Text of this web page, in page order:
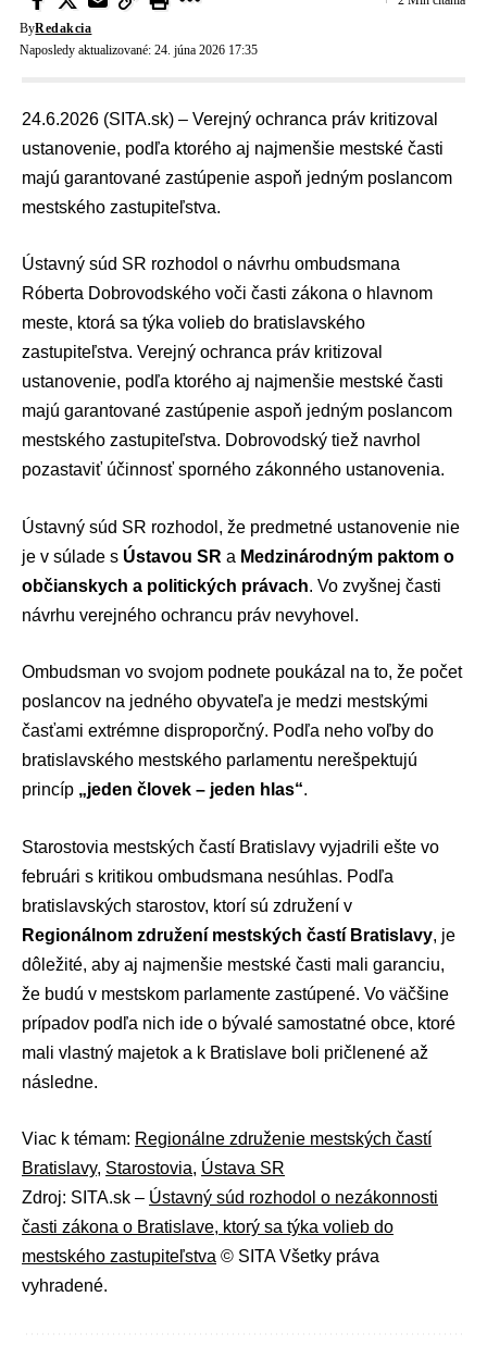
Naposledy aktualizované: 24. júna 2026 17:35
ByRedakcia
24.6.2026 (SITA.sk) – Verejný ochranca práv kritizoval
ustanovenie, podľa ktorého aj najmenšie mestské časti
majú garantované zastúpenie aspoň jedným poslancom
mestského zastupiteľstva.
Ústavný súd SR rozhodol o návrhu ombudsmana
Róberta Dobrovodského voči časti zákona o hlavnom
meste, ktorá sa týka volieb do bratislavského
zastupiteľstva. Verejný ochranca práv kritizoval
ustanovenie, podľa ktorého aj najmenšie mestské časti
majú garantované zastúpenie aspoň jedným poslancom
mestského zastupiteľstva. Dobrovodský tiež navrhol
pozastaviť účinnosť sporného zákonného ustanovenia.
Ústavný súd SR rozhodol, že predmetné ustanovenie nie
je v súlade s Ústavou SR a Medzinárodným paktom o
občianskych a politických právach. Vo zvyšnej časti
návrhu verejného ochrancu práv nevyhovel.
Ombudsman vo svojom podnete poukázal na to, že počet
poslancov na jedného obyvateľa je medzi mestskými
časťami extrémne disproporčný. Podľa neho voľby do
bratislavského mestského parlamentu nerešpektujú
princíp „jeden človek – jeden hlas“.
Starostovia mestských častí Bratislavy vyjadrili ešte vo
februári s kritikou ombudsmana nesúhlas. Podľa
bratislavských starostov, ktorí sú združení v
Regionálnom združení mestských častí Bratislavy, je
dôležité, aby aj najmenšie mestské časti mali garanciu,
že budú v mestskom parlamente zastúpené. Vo väčšine
prípadov podľa nich ide o bývalé samostatné obce, ktoré
mali vlastný majetok a k Bratislave boli pričlenené až
následne.
Viac k témam: Regionálne združenie mestských častí
Bratislavy, Starostovia, Ústava SR
Zdroj: SITA.sk – Ústavný súd rozhodol o nezákonnosti
časti zákona o Bratislave, ktorý sa týka volieb do
mestského zastupiteľstva © SITA Všetky práva
vyhradené.